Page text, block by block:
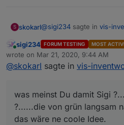
S skokarl@sigi234 sagte in vis-
Ps.:
Wie geht es den
was meinst Du damit Sigi
das wäre ne coole Idee.
Online
sigi234 FORUM TESTING MOST
wrote on Mar 21, 2020, 9:44 AM
last edited by
@skokarl sagte in vis-
was meinst Du damit Sigi
?......die von grün langsam
das wäre ne coole Idee.